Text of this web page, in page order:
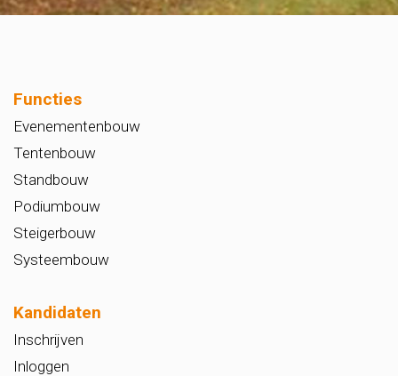
Functies
Evenementenbouw
Tentenbouw
Standbouw
Podiumbouw
Steigerbouw
Systeembouw
Kandidaten
Inschrijven
Inloggen